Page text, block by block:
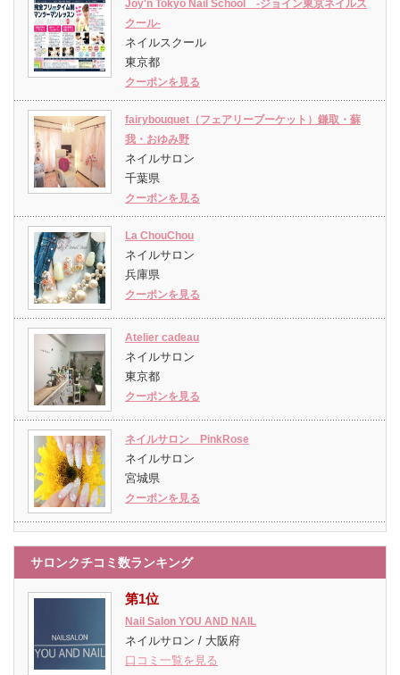
Joy'n Tokyo Nail School -ジョイン東京ネイルス
クール-
ネイルスクール
東京都
クーポンを見る
fairybouquet（フェアリーブーケット）鎌取・蘇
我・おゆみ野
ネイルサロン
千葉県
クーポンを見る
La ChouChou
ネイルサロン
兵庫県
クーポンを見る
Atelier cadeau
ネイルサロン
東京都
クーポンを見る
ネイルサロン PinkRose
ネイルサロン
宮城県
クーポンを見る
サロンクチコミ数ランキング
第1位
Nail Salon YOU AND NAIL
ネイルサロン / 大阪府
口コミ一覧を見る